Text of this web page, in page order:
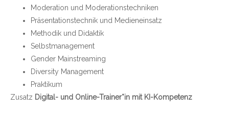
Moderation und Moderationstechniken
Präsentationstechnik und Medieneinsatz
Methodik und Didaktik
Selbstmanagement
Gender Mainstreaming
Diversity Management
Praktikum
Zusatz Digital- und Online-Trainer*in mit KI-Kompetenz